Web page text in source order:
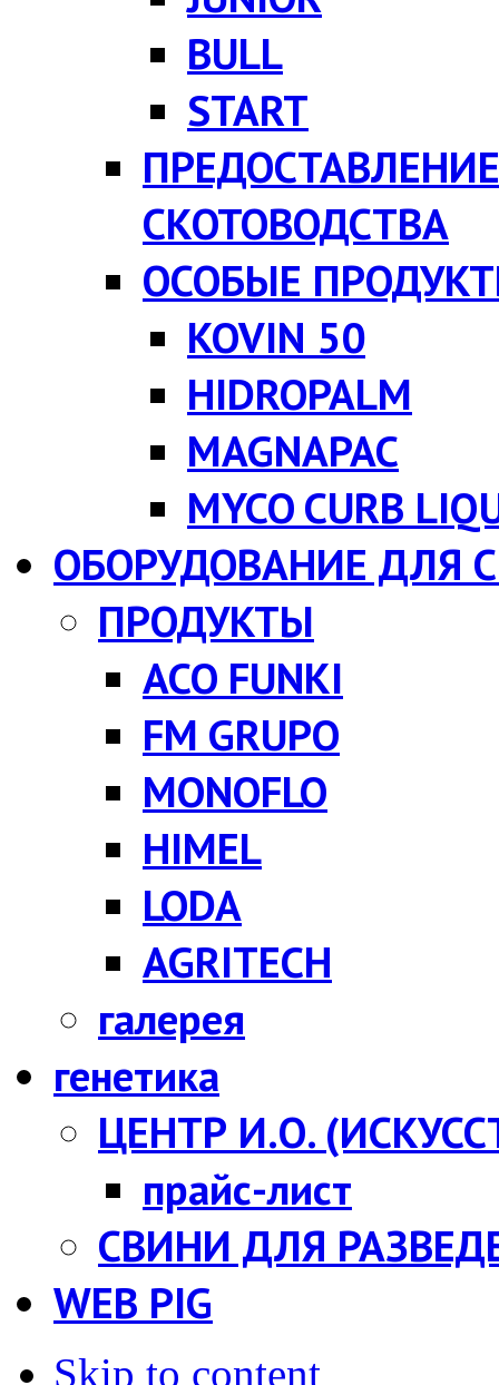
BULL
START
СКОТОВОДСТВА
ОСОБЫЕ
KOVIN 50
HIDROPALM
MAGNAPAC
MYCO CURB
ОБОРУДОВАНИЕ ДЛЯ
ПРОДУКТЫ
ACO FUNKI
FM GRUPO
MONOFLO
HIMEL
LODA
AGRITECH
галерея
генетика
ЦЕНТР И.О.
прайс-лист
СВИНИ ДЛЯ
WEB PIG
Skip to content